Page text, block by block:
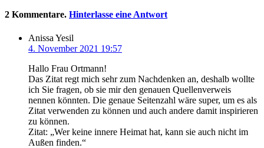
2 Kommentare. Hinterlasse eine Antwort
Anissa Yesil
4. November 2021 19:57
Hallo Frau Ortmann!
Das Zitat regt mich sehr zum Nachdenken an, deshalb wollte
ich Sie fragen, ob sie mir den genauen Quellenverweis
nennen könnten. Die genaue Seitenzahl wäre super, um es als
Zitat verwenden zu können und auch andere damit inspirieren
zu können.
Zitat: „Wer keine innere Heimat hat, kann sie auch nicht im
Außen finden.“